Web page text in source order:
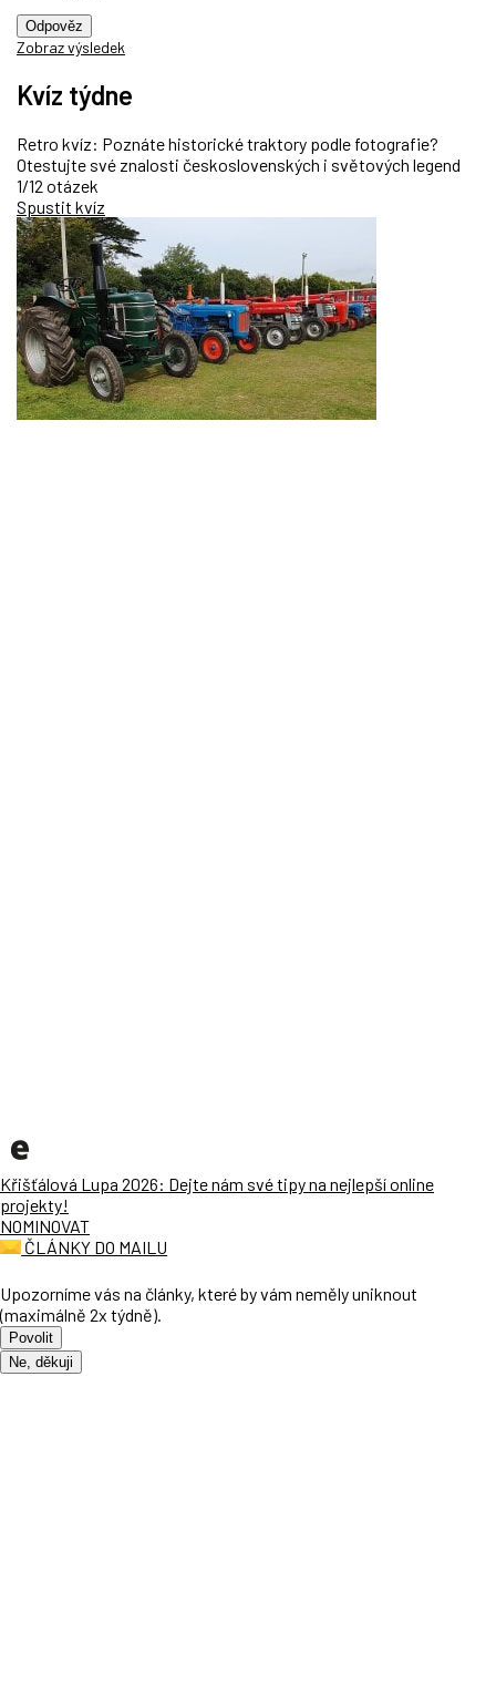
Odpověz
Zobraz výsledek
Kvíz týdne
Retro kvíz: Poznáte historické traktory podle fotografie?
Otestujte své znalosti československých i světových legend
1/12 otázek
Spustit kvíz
Křišťálová Lupa 2026: Dejte nám své tipy na nejlepší online
projekty!
NOMINOVAT
ČLÁNKY DO MAILU
Upozorníme vás na články, které by vám neměly uniknout
(maximálně 2x týdně).
Povolit
Ne, děkuji